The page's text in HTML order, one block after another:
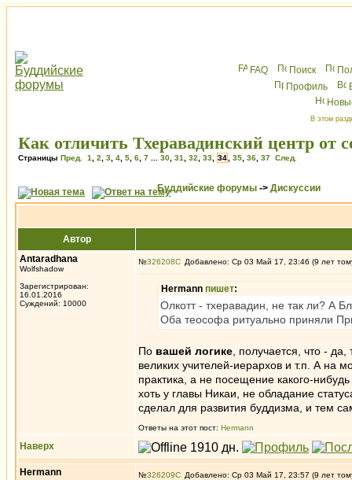
FAQ Поиск
Профиль
В этом
Как отличить Тхеравадинский центр от
Страницы Пред. 1 2 3 4 5 6 7 30 31 32 33 34 35 36 37 След.
Буддийские форумы -> Дискуссии
Автор
Antaradhana
Wolfshadow
Зарегистрирован:
16.01.2016
Суждений: 10000
№326208 Добавлено: Ср 03 Май 17, 23:46 (9 лет
Hermann пишет:
Олкотт - тхеравадин, не так ли? А
Оба теософа ритуально приняли
По вашей логике , получается, что -
великих учителей-иерархов и т.п. А на
практика, а не посещение какого-
хоть у главы Никаи, не обладание
сделал для развития буддизма, и тем
Ответы на этот пост: Hermann
Наверх
Hermann №326209 Добавлено: Ср 03 Май 17, 23:57 (9 лет